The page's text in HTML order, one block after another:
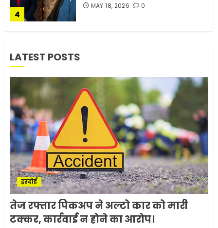
4
MAY 18, 2026 0
FEBRUARY 3, 2026 0
1
मोबाइल की लत: एक खामोश
घातक बीमारी, जो धीरे-धीरे इंसान,
रिश्ते और भविष्य सब कुछ निगल
रही है!
JULY 11, 2026
मलबों से ईरान ने सुरक्षित बरामद
कर ली करीब 1000 से ज्यादा
मिसाइलें
LATEST POSTS
हरदोई
तेज रफ्तार पिकअप ने अल्टो कार को मारी
टक्कर, कार्रवाई न होने का आरोप।